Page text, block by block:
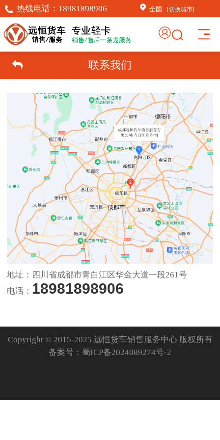
热线电话： 18981898906 全国 [切换城市]
联系我们
地址：四川省成都市青白江区华金大道一段261号
电话： 18981898906
Copyright © 2015-2025 远恒货车销售服务中心 版权所有
备案号： 蜀ICP备2024089274号-2